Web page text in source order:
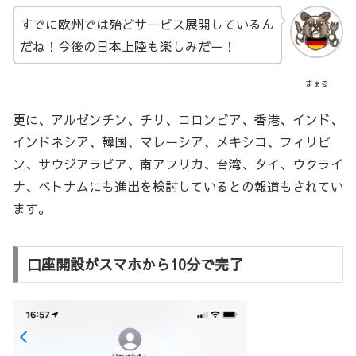
まぁる
すでに欧州では殆どサービス展開しているん
だね！今後の日本上陸も楽しみだー！
更に、アルゼンチン、チリ、コロンビア、香港、インド、
インドネシア、韓国、マレーシア、メキシコ、フィリピ
ン、サウジアラビア、南アフリカ、台湾、タイ、ウクライ
ナ、ベトナムにも進出を検討しているとの報道もされてい
ます。
口座開設がスマホから10分で完了